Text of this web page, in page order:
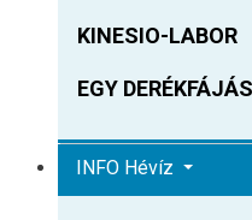
KINESIO-LABOR
EGY
INFO Hévíz